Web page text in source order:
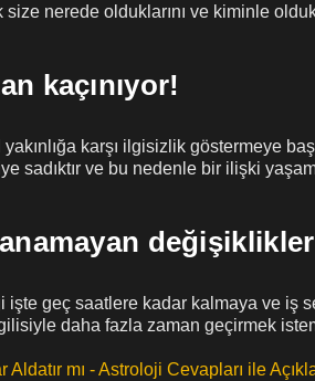
size nerede olduklarını ve kiminle
kaçınıyor!
karşı ilgisizlik göstermeye
sadıktır ve bu nedenle bir ilişki
geç saatlere kadar kalmaya ve iş
daha fazla zaman geçirmek
Aldatır mı - Astroloji Cevapları ile